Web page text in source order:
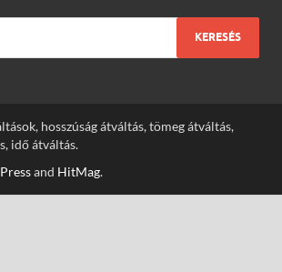
hosszúság átváltás, tömeg átváltás,
idő átváltás.
and HitMag.